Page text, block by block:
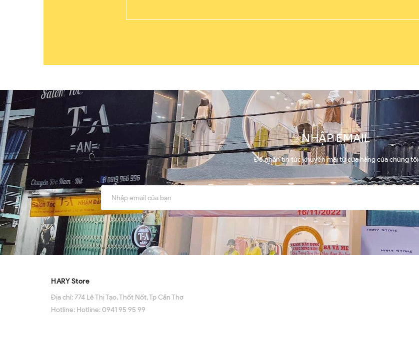
NHẬP EMAIL
Để nhận tin tức khuyến mãi từ cửa hàng của chúng tôi
HARY Store
Địa chỉ:774 Lê Thị Tạo, Thốt Nốt, Tp Cần Thơ
Hotline: Hotline: 0941 95 95 99